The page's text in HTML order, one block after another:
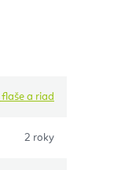
a riad
2 roky